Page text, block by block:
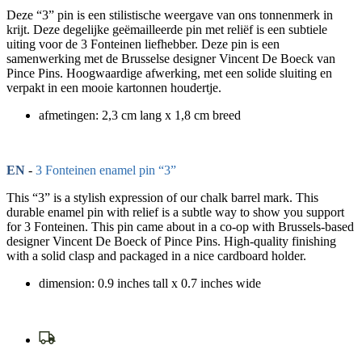
Deze “3” pin is een stilistische weergave van ons tonnenmerk in
krijt. Deze degelijke geëmailleerde pin met reliëf is een subtiele
uiting voor de 3 Fonteinen liefhebber. Deze pin is een
samenwerking met de Brusselse designer Vincent De Boeck van
Pince Pins. Hoogwaardige afwerking, met een solide sluiting en
verpakt in een mooie kartonnen houdertje.
afmetingen: 2,3 cm lang x 1,8 cm breed
EN - 3 Fonteinen enamel pin “3”
This “3” is a stylish expression of our chalk barrel mark. This
durable enamel pin with relief is a subtle way to show you support
for 3 Fonteinen. This pin came about in a co-op with Brussels-based
designer Vincent De Boeck of Pince Pins. High-quality finishing
with a solid clasp and packaged in a nice cardboard holder.
dimension: 0.9 inches tall x 0.7 inches wide